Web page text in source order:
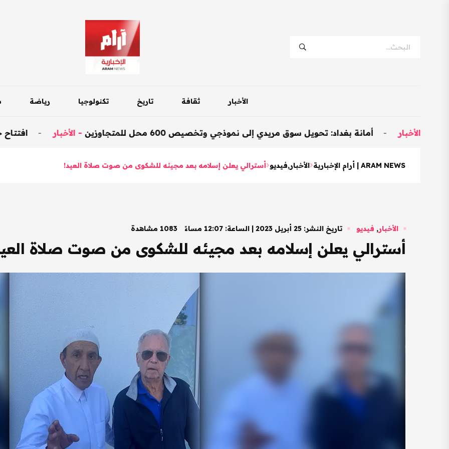
الأخبار ثقافة تاريخ تكنولوجيا رياضة
افتتاح جسر داقوق - أمانة بغداد: تحويل سوق مريدي إلى نموذجي وتخصيص 600 محل للمتجاوزين -الأخبار
ARAM NEWS | أرام الإخبارية الأخبار,فيديو أسترالي يعلن إسلامه بعد مجيئه للشكوى من صوت صلاة العيد!
الأخبار, فيديو تاريخ النشر: 25 أبريل 2023 | الساعة: 12:07 مساءً 1083 مشاهدة
أسترالي يعلن إسلامه بعد مجيئه للشكوى من صوت صلاة